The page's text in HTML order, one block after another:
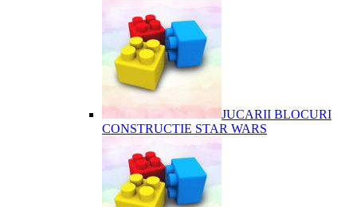
JUCARII BLOCURI
CONSTRUCTIE STAR WARS